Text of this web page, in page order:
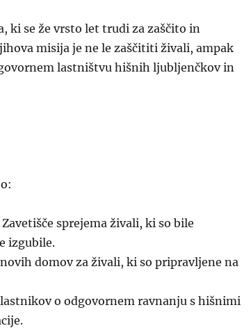
ki se že vrsto let trudi za zaščito in
misija je ne le zaščititi živali, ampak
lastništvu hišnih ljubljenčkov in
Zavetišče sprejema živali, ki so bile
izgubile.
domov za živali, ki so pripravljene na
o odgovornem ravnanju s hišnimi